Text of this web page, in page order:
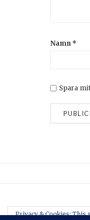
Namn *
Spara
Privacy & Cookies: This